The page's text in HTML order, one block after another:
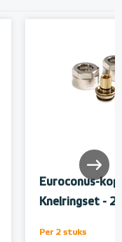
Euroconus-
Knelringset - 2
Per 2 stuks